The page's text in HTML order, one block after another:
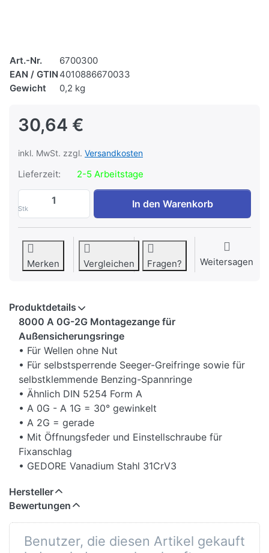
Art.-Nr.
6700300
EAN / GTIN 4010886670033
Gewicht
0,2 kg
30,64 €
inkl. MwSt. zzgl. Versandkosten
Lieferzeit: 2-5 Arbeitstage
Stk
Gedore 8000 A 2G Zange für
In den Warenkorb
Merken Vergleichen Fragen? Weitersagen
Produktdetails
8000 A 0G-2G Montagezange für
Außensicherungsringe
• Für Wellen ohne Nut
• Für selbstsperrende Seeger-Greifringe sowie für
selbstklemmende Benzing-Spannringe
• Ähnlich DIN 5254 Form A
• A 0G - A 1G = 30° gewinkelt
• A 2G = gerade
• Mit Öffnungsfeder und Einstellschraube für
Fixanschlag
• GEDORE Vanadium Stahl 31CrV3
Zange für Außensicherungsringe, Form A 8000 A
2G
Länge (L, L1): 182 mm
Hersteller
Bewertungen
Benutzer, die diesen Artikel gekauft